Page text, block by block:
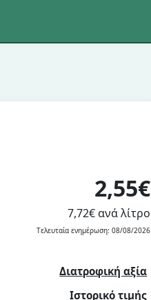
2,55€
7,72€ ανά λίτρο
Τελευταία ενημέρωση: 08/08/2026
Διατροφική αξία
Ιστορικό τιμής